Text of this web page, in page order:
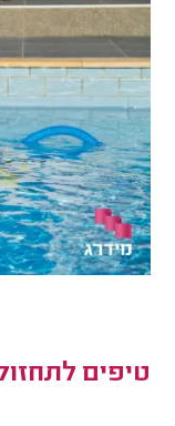
טיפים